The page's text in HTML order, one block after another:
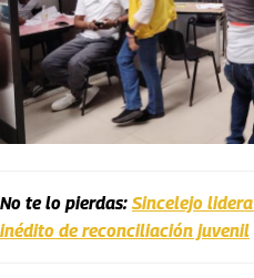
No te lo pierdas: Sincelejo
inédito de reconciliación juvenil